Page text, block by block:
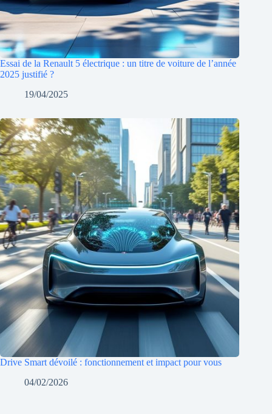
Essai de la Renault 5 électrique : un titre de voiture de l’année
2025 justifié ?
19/04/2025
Drive Smart dévoilé : fonctionnement et impact pour vous
04/02/2026